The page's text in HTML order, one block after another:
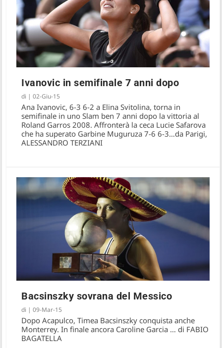
Ivanovic in semifinale 7 anni dopo
di |02-Giu-15
Ana Ivanovic, 6-3 6-2 a Elina Svitolina, torna in
semifinale in uno Slam ben 7 anni dopo la vittoria al
Roland Garros 2008. Affronterà la ceca Lucie Safarova
che ha superato Garbine Muguruza 7-6 6-3…da Parigi,
ALESSANDRO TERZIANI
Bacsinszky sovrana del Messico
di |09-Mar-15
Dopo Acapulco, Timea Bacsinszky conquista anche
Monterrey. In finale ancora Caroline Garcia … di FABIO
BAGATELLA